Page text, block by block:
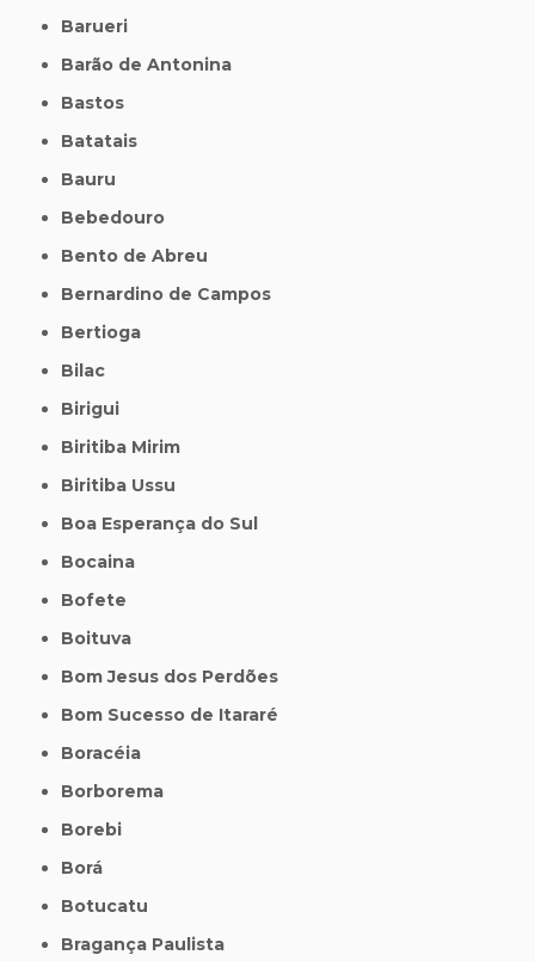
Barueri
Barão de Antonina
Bastos
Batatais
Bauru
Bebedouro
Bento de Abreu
Bernardino de Campos
Bertioga
Bilac
Birigui
Biritiba Mirim
Biritiba Ussu
Boa Esperança do Sul
Bocaina
Bofete
Boituva
Bom Jesus dos Perdões
Bom Sucesso de Itararé
Boracéia
Borborema
Borebi
Borá
Botucatu
Bragança Paulista